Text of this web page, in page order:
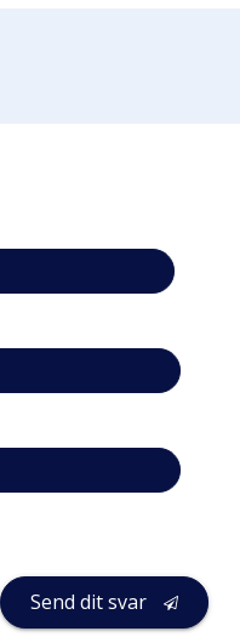
Send dit svar